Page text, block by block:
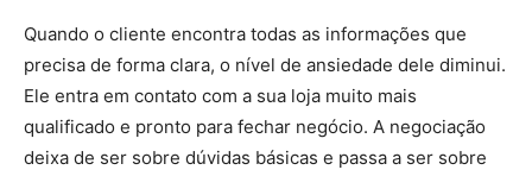
Quando o cliente encontra todas as informações que
precisa de forma clara, o nível de ansiedade dele diminui.
Ele entra em contato com a sua loja muito mais
qualificado e pronto para fechar negócio. A negociação
deixa de ser sobre dúvidas básicas e passa a ser sobre